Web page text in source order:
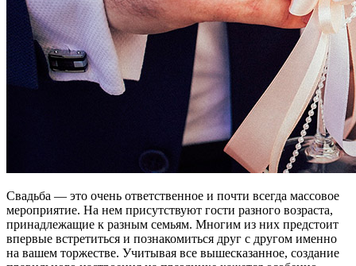
Свадьба — это очень ответственное и почти всегда массовое
мероприятие. На нем присутствуют гости разного возраста,
принадлежащие к разным семьям. Многим из них предстоит
впервые встретиться и познакомиться друг с другом именно
на вашем торжестве. Учитывая все вышесказанное, создание